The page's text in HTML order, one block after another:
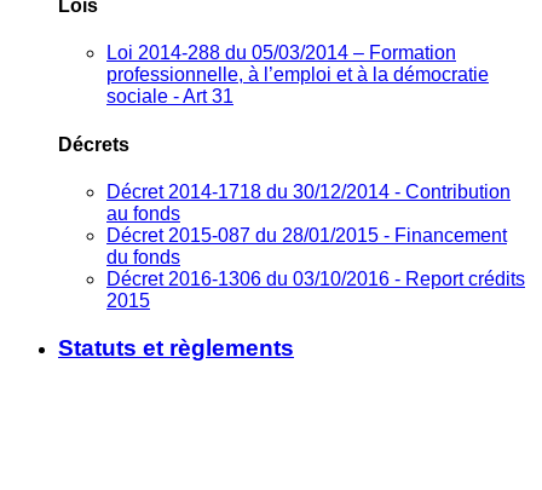
Lois
Loi 2014-288 du 05/03/2014 – Formation
professionnelle, à l’emploi et à la démocratie
sociale - Art 31
Décrets
Décret 2014-1718 du 30/12/2014 - Contribution
au fonds
Décret 2015-087 du 28/01/2015 - Financement
du fonds
Décret 2016-1306 du 03/10/2016 - Report crédits
2015
Statuts et règlements